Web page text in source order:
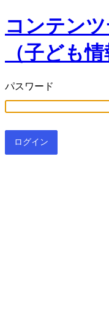
コンテン
（子ども
パスワード